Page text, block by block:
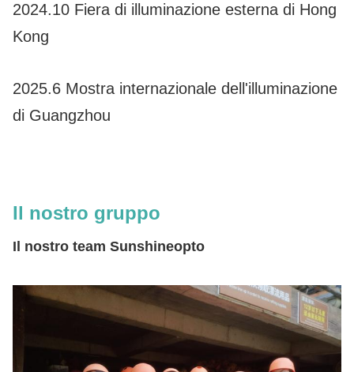
2024.10 Fiera di illuminazione esterna di Hong
Kong
2025.6 Mostra internazionale dell'illuminazione
di Guangzhou
Il nostro gruppo
Il nostro team Sunshineopto